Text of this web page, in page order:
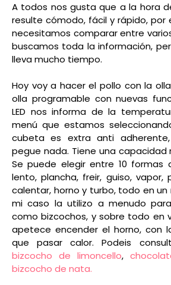
A todos nos gusta que a la hora
resulte cómodo, fácil y rápido, por
necesitamos comparar entre
buscamos toda la información,
lleva mucho tiempo.
Hoy voy a hacer el pollo con la olla
olla programable con nuevas
LED nos informa de la
menú que estamos
cubeta es extra anti
pegue nada. Tiene una capacidad
Se puede elegir entre 10
lento, plancha, freir, guiso, vapor,
calentar, horno y turbo, todo en un
mi caso la utilizo a menudo
como bizcochos, y sobre todo en
apetece encender el horno, con
que pasar calor. Podeis
bizcocho de limoncello,
bizcocho de nata.